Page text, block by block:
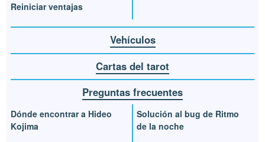
Reiniciar ventajas
Vehículos
Cartas del tarot
Preguntas frecuentes
Dónde encontrar a Hideo
Kojima
Solución al bug de Ritmo
de la noche